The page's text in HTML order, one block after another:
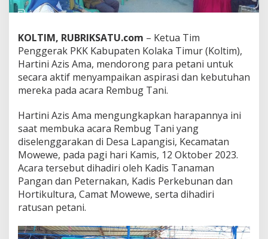
n
e
t
a
i
S
m
p
a
i
k
a
n
A
s
r
KOLTIM, RUBRIKSATU.com – Ketua Tim
Penggerak PKK Kabupaten Kolaka Timur (Koltim),
Hartini Azis Ama, mendorong para petani untuk
secara aktif menyampaikan aspirasi dan kebutuhan
mereka pada acara Rembug Tani.
Hartini Azis Ama mengungkapkan harapannya ini
saat membuka acara Rembug Tani yang
diselenggarakan di Desa Lapangisi, Kecamatan
Mowewe, pada pagi hari Kamis, 12 Oktober 2023.
Acara tersebut dihadiri oleh Kadis Tanaman
Pangan dan Peternakan, Kadis Perkebunan dan
Hortikultura, Camat Mowewe, serta dihadiri
ratusan petani.